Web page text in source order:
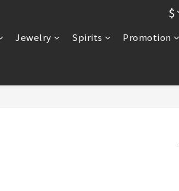
$
Jewelry Spirits Promotion